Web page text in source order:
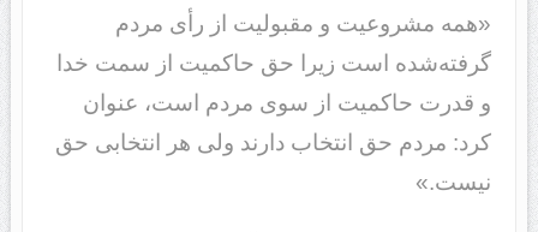
«همه مشروعیت و مقبولیت از رأی مردم
گرفته‌شده است زیرا حق حاکمیت از سمت خدا
و قدرت حاکمیت از سوی مردم است، عنوان
کرد: مردم حق انتخاب دارند ولی هر انتخابی حق
نیست.»